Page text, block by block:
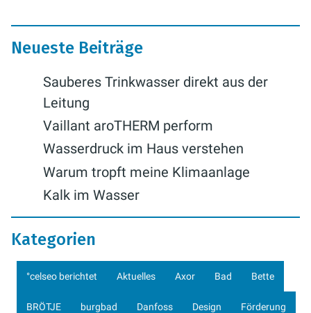
Neueste Beiträge
Sauberes Trinkwasser direkt aus der
Leitung
Vaillant aroTHERM perform
Wasserdruck im Haus verstehen
Warum tropft meine Klimaanlage
Kalk im Wasser
Kategorien
°celseo berichtet Aktuelles Axor Bad Bette
BRÖTJE burgbad Danfoss Design Förderung